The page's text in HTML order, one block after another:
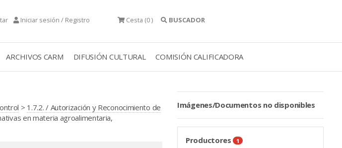
Iniciar sesión / Registro Cesta (0 ) BUSCADOR
ARCHIVOS CARM DIFUSIÓN CULTURAL COMISIÓN CALIFICADORA
> 1.7.2. / Autorización y Reconocimiento de
en materia agroalimentaria,
Imágenes/Documentos no disponibles
Productores 1